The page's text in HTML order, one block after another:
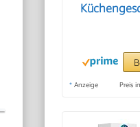
* Anzeige Preis